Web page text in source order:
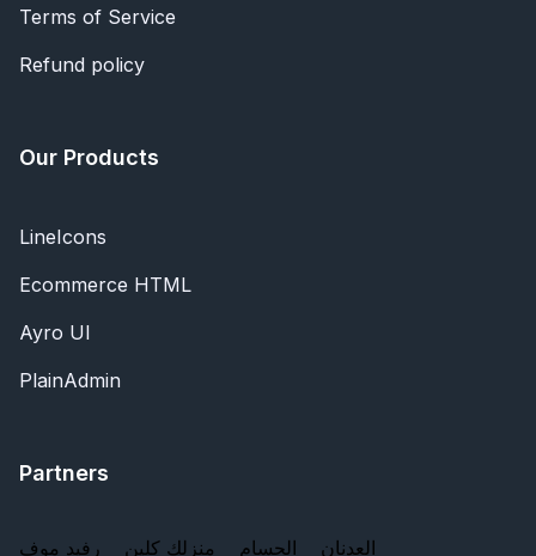
Terms of Service
Refund policy
Our Products
LineIcons
Ecommerce HTML
Ayro UI
PlainAdmin
Partners
رفيد موف منزلك كلين الحسام العدنان